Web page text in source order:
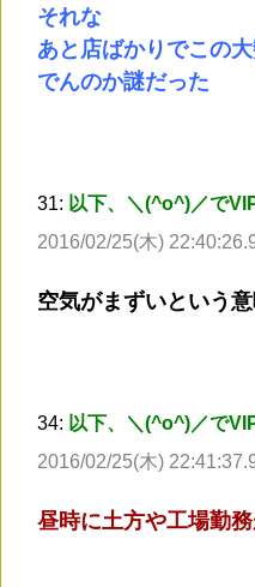
それな
あと店ばかりでこの
でんのか謎だった
31: 以下、＼(^o^)／で
2016/02/25(木)
空気がまずいという
34: 以下、＼(^o^)／で
2016/02/25(木)
昼時に土方や工場勤